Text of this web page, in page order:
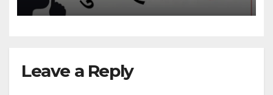
Following Guru Path And
Friends Turning Into
Agency
Leave a Reply